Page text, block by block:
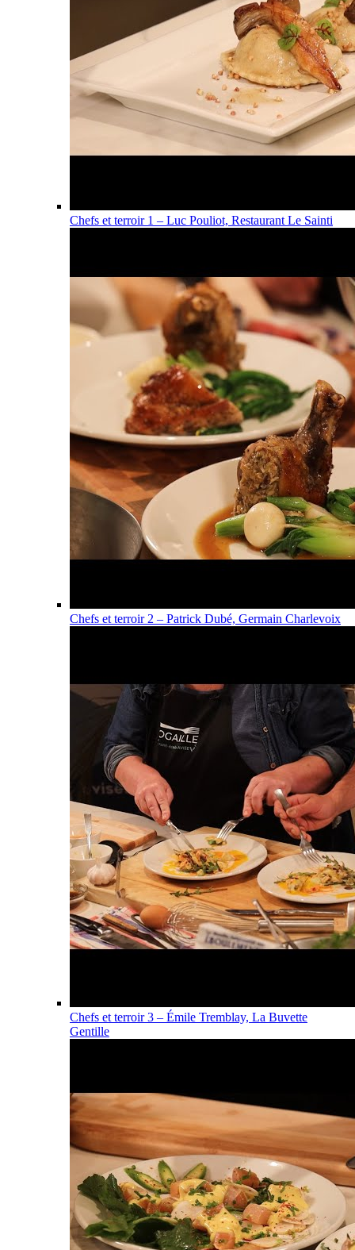
Chefs et terroir 1 – Luc Pouliot, Restaurant Le Sainti
Chefs et terroir 2 – Patrick Dubé, Germain Charlevoix
Chefs et terroir 3 – Émile Tremblay, La Buvette
Gentille